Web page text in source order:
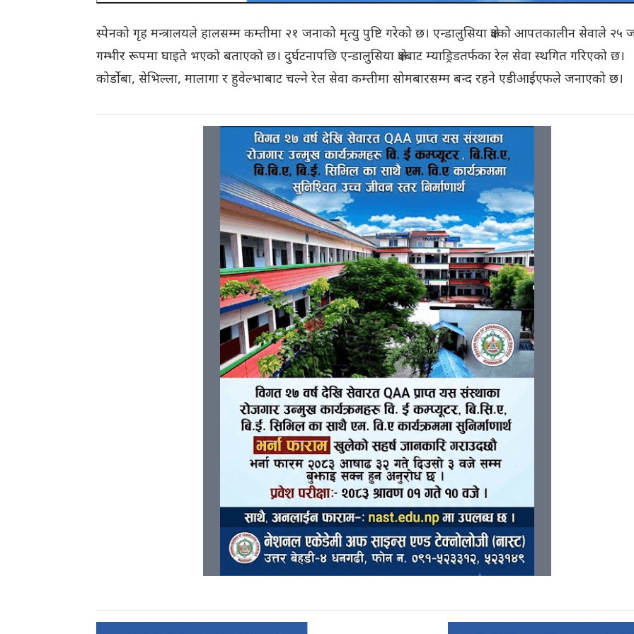
स्पेनको गृह मन्त्रालयले हालसम्म कम्तीमा २१ जनाको मृत्यु पुष्टि गरेको छ। एन्डालुसिया क्षेत्रको आपतकालीन सेवाले २५
गम्भीर रूपमा घाइते भएको बताएको छ। दुर्घटनापछि एन्डालुसिया क्षेत्रबाट म्याड्रिडतर्फका रेल सेवा स्थगित गरिएको छ।
कोर्डोबा, सेभिल्ला, मालागा र हुवेल्भाबाट चल्ने रेल सेवा कम्तीमा सोमबारसम्म बन्द रहने एडीआईएफले जनाएको छ।